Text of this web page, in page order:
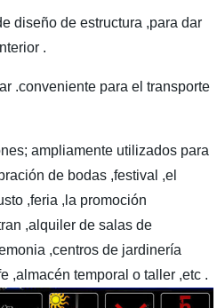
diseño de estructura ,para dar
.
.conveniente para el transporte
ampliamente utilizados para
de bodas ,festival ,el
,feria ,la promoción
,alquiler de salas de
,centros de jardinería
,almacén temporal o taller ,etc .